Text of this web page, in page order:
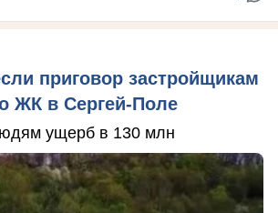
приговор застройщикам
ЖК в Сергей-Поле
ущерб в 130 млн